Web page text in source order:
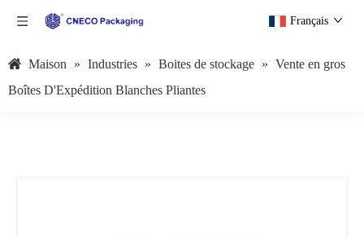
Français
Maison » Industries » Boites de stockage » Vente en gros
Boîtes D'Expédition Blanches Pliantes